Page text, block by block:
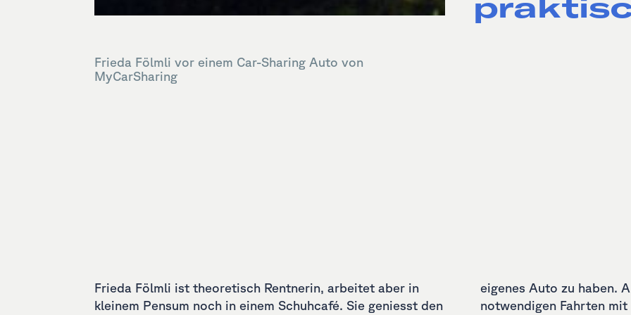
Frieda Fölmli vor einem Car-Sharing Auto von
MyCarSharing
Frieda Fölmli ist theoretisch Rentnerin, arbeitet aber in
kleinem Pensum noch in einem Schuhcafé. Sie geniesst den
eigenes Auto zu haben. Aber mit dem Geschäft und teilweise
notwendigen Fahrten mit meinen betagten Eltern war es